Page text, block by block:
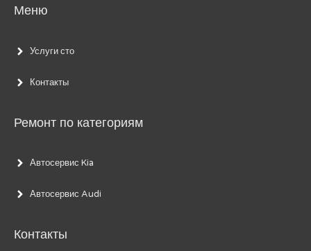
Меню
Услуги сто
Контакты
Ремонт по категориям
Автосервис Kia
Автосервис Audi
Контакты